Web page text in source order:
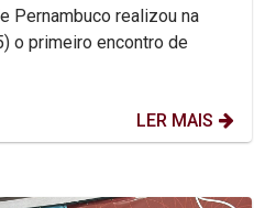
Pernambuco realizou na
o primeiro encontro de
LER MAIS